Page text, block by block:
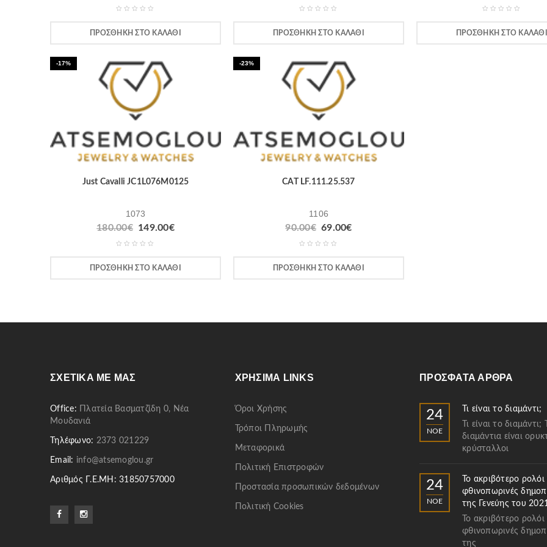
ΠΡΟΣΘΉΚΗ ΣΤΟ ΚΑΛΆΘΙ ΠΡΟΣΘΉΚΗ ΣΤΟ ΚΑΛΆΘΙ ΠΡΟΣΘΉΚΗ ΣΤΟ ΚΑΛΆΘΙ
-17%
Just Cavalli JC1L076M0125
1073
180.00€ 149.00€
ΠΡΟΣΘΉΚΗ ΣΤΟ ΚΑΛΆΘΙ
-23%
CAT LF.111.25.537
1106
90.00€ 69.00€
ΠΡΟΣΘΉΚΗ ΣΤΟ ΚΑΛΆΘΙ
ΣΧΕΤΙΚΆ ΜΕ ΜΑΣ
Office:
Πλατεία Βασματζίδη 0, Νέα
Μουδανιά
Τηλέφωνο: 2373 021229
Email: info@atsemoglou.gr
Αριθμός Γ.Ε.ΜΗ: 31850757000
ΧΡΉΣΙΜΑ LINKS
Όροι Χρήσης
Τρόποι Πληρωμής
Μεταφορικά
Πολιτική Επιστροφών
Προστασία προσωπικών δεδομένων
Πολιτική Cookies
ΠΡΌΣΦΑΤΑ ΆΡΘΡΑ
24
ΝΟΈ
Τι είναι το διαμάντι;
Τι είναι το διαμάντι;
διαμάντια είναι
κρύσταλλοι
24
ΝΟΈ
Το ακριβότερο
φθινοπωρινές
της Γενεύης του
Το ακριβότερο
φθινοπωρινές
της